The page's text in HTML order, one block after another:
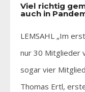
Viel richtig
auch in
LEMSAHL „Im
nur 30 Mitglieder
sogar vier
Thomas Ertl,